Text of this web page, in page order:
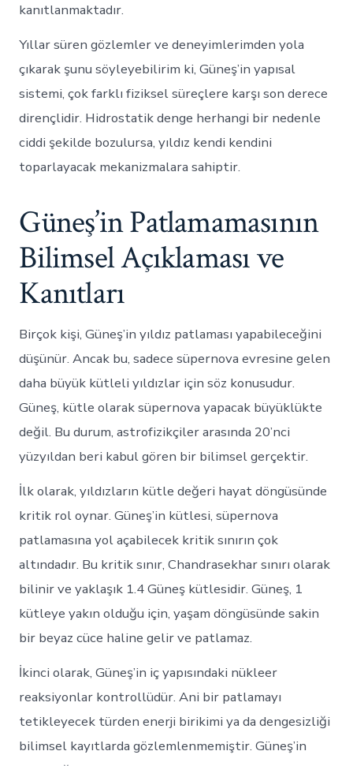
kanıtlanmaktadır.
Yıllar süren gözlemler ve deneyimlerimden yola
çıkarak şunu söyleyebilirim ki, Güneş’in yapısal
sistemi, çok farklı fiziksel süreçlere karşı son derece
dirençlidir. Hidrostatik denge herhangi bir nedenle
ciddi şekilde bozulursa, yıldız kendi kendini
toparlayacak mekanizmalara sahiptir.
Güneş’in Patlamamasının
Bilimsel Açıklaması ve
Kanıtları
Birçok kişi, Güneş’in yıldız patlaması yapabileceğini
düşünür. Ancak bu, sadece süpernova evresine gelen
daha büyük kütleli yıldızlar için söz konusudur.
Güneş, kütle olarak süpernova yapacak büyüklükte
değil. Bu durum, astrofizikçiler arasında 20’nci
yüzyıldan beri kabul gören bir bilimsel gerçektir.
İlk olarak, yıldızların kütle değeri hayat döngüsünde
kritik rol oynar. Güneş’in kütlesi, süpernova
patlamasına yol açabilecek kritik sınırın çok
altındadır. Bu kritik sınır, Chandrasekhar sınırı olarak
bilinir ve yaklaşık 1.4 Güneş kütlesidir. Güneş, 1
kütleye yakın olduğu için, yaşam döngüsünde sakin
bir beyaz cüce haline gelir ve patlamaz.
İkinci olarak, Güneş’in iç yapısındaki nükleer
reaksiyonlar kontrollüdür. Ani bir patlamayı
tetikleyecek türden enerji birikimi ya da dengesizliği
bilimsel kayıtlarda gözlemlenmemiştir. Güneş’in